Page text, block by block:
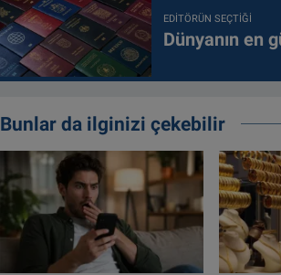
EDITÖRÜN SEÇTIĞI
Dünyanın en
Bunlar da ilginizi çekebilir